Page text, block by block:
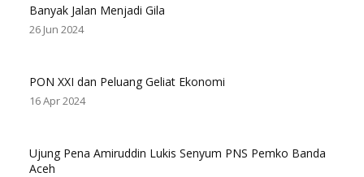
Banyak Jalan Menjadi Gila
26 Jun 2024
PON XXI dan Peluang Geliat Ekonomi
16 Apr 2024
Ujung Pena Amiruddin Lukis Senyum PNS Pemko Banda
Aceh